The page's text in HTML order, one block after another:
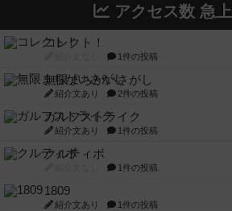
アクセス数 急
コレクト！
1件の投稿
無限まちがいさがし
紹介文あり 2件の投稿
ガルフストライク
紹介文あり 1件の投稿
クルティボ
1件の投稿
1809
紹介文あり 1件の投稿